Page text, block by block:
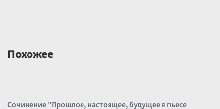
Похожее
Сочинение "Прошлое, настоящее, будущее в пьесе